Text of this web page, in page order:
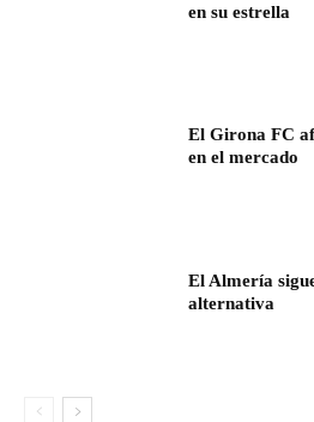
en su estrella
El Girona FC
en el mercado
El Almería
alternativa